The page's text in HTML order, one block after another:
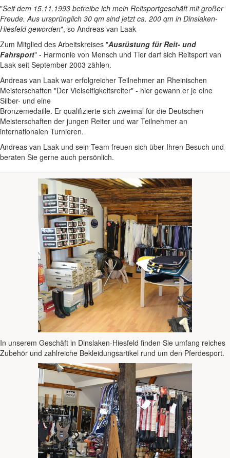
"Seit dem 15.11.1993 betreibe ich mein Reitsportgeschäft mit großer
Freude. Aus ursprünglich 30 qm sind jetzt ca. 200 qm in Dinslaken-
Hiesfeld geworden", so Andreas van Laak
Zum Mitglied des Arbeitskreises "Ausrüstung für Reit- und
Fahrsport" - Harmonie von Mensch und Tier darf sich Reitsport van
Laak seit September 2003 zählen.
Andreas van Laak war erfolgreicher Teilnehmer an Rheinischen
Meisterschaften "Der Vielseitigkeitsreiter" - hier gewann er je eine
Silber- und eine
Bronzemedaille. Er qualifizierte sich zweimal für die Deutschen
Meisterschaften der jungen Reiter und war Teilnehmer an
internationalen Turnieren.
Andreas van Laak und sein Team freuen sich über Ihren Besuch und
beraten Sie gerne auch persönlich.
In unserem Geschäft in Dinslaken-Hiesfeld finden Sie umfang reiches
Zubehör und zahlreiche Bekleidungsartikel rund um den Pferdesport.